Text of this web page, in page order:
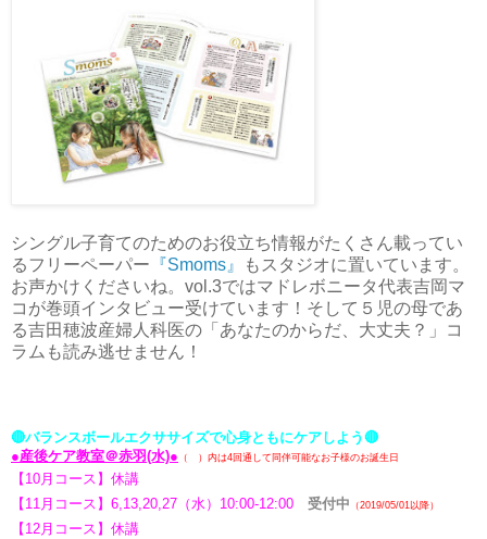
シングル子育てのためのお役立ち情報がたくさん載ってい
るフリーペーパー 『Smoms』
もスタジオに置いています。
お声かけくださいね。vol.3ではマドレボニータ代表吉岡マ
コが巻頭インタビュー受けています！そして５児の母であ
る吉田穂波産婦人科医の「あなたのからだ、大丈夫？」コ
ラムも読み逃せません！
🔴バランスボールエクササイズで心身ともにケアしよう 🔴
●産後ケア教室＠赤羽(水)● （ ）内は4回通して同伴可能なお子様のお誕生日
【 10月コース】休講
【11月コース】 6,13,20,27 （水）10:00-12:00 受付中 （2019/05/01以降）
【 12月コース】休講